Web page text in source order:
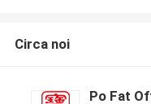
Circa noi
Po Fat